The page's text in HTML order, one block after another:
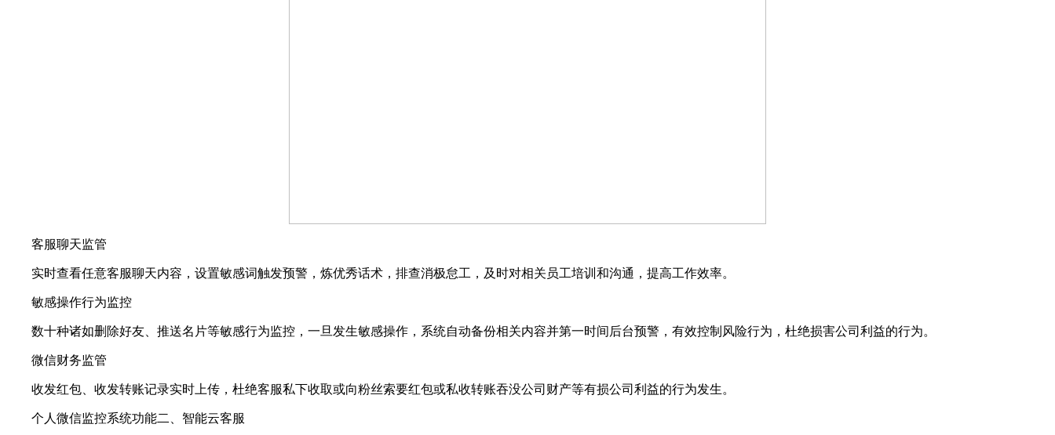
客服聊天监管
实时查看任意客服聊天内容，设置敏感词触发预警，炼优秀话术，排查消极怠工，及时对相关员工培训和沟通，提高工作效率。
敏感操作行为监控
数十种诸如删除好友、推送名片等敏感行为监控，一旦发生敏感操作，系统自动备份相关内容并第一时间后台预警，有效控制风险行为，杜绝损害公司利益的行为。
微信财务监管
收发红包、收发转账记录实时上传，杜绝客服私下收取或向粉丝索要红包或私收转账吞没公司财产等有损公司利益的行为发生。
个人微信监控系统功能二、智能云客服